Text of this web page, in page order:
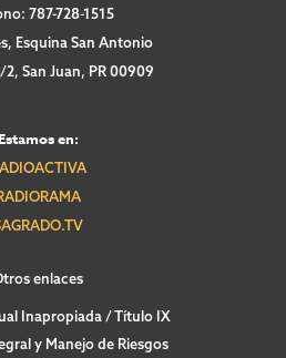
787-728-1515
Esquina San Antonio
2, San Juan, PR 00909
en:
enlaces
Inapropiada / Título IX
y Manejo de Riesgos